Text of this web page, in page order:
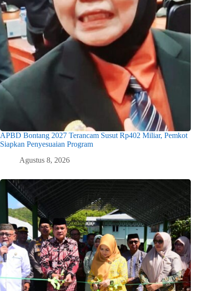
APBD Bontang 2027 Terancam Susut Rp402 Miliar, Pemkot
Siapkan Penyesuaian Program
Agustus 8, 2026